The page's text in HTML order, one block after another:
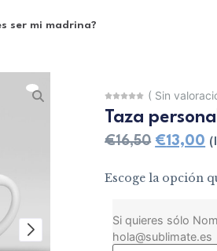
ser mi madrina?
( Sin
Taza
€16,50 €13,00
Escoge la opción
Si quieres sólo
hola@sublimate.es